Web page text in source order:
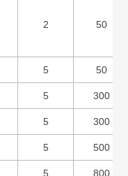
2 50
5 50
5 300
5 300
5 500
5 800